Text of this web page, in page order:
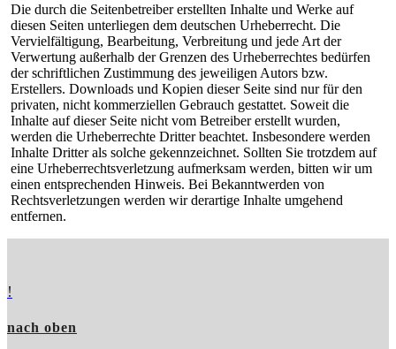
Die durch die Seitenbetreiber erstellten Inhalte und Werke auf
diesen Seiten unterliegen dem deutschen Urheberrecht. Die
Vervielfältigung, Bearbeitung, Verbreitung und jede Art der
Verwertung außerhalb der Grenzen des Urheberrechtes bedürfen
der schriftlichen Zustimmung des jeweiligen Autors bzw.
Erstellers. Downloads und Kopien dieser Seite sind nur für den
privaten, nicht kommerziellen Gebrauch gestattet. Soweit die
Inhalte auf dieser Seite nicht vom Betreiber erstellt wurden,
werden die Urheberrechte Dritter beachtet. Insbesondere werden
Inhalte Dritter als solche gekennzeichnet. Sollten Sie trotzdem auf
eine Urheberrechtsverletzung aufmerksam werden, bitten wir um
einen entsprechenden Hinweis. Bei Bekanntwerden von
Rechtsverletzungen werden wir derartige Inhalte umgehend
entfernen.
!
nach oben